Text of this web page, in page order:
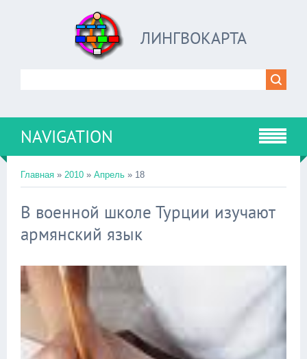
ЛИНГВОКАРТА
NAVIGATION
Главная » 2010 » Апрель » 18
В военной школе Турции изучают
армянский язык